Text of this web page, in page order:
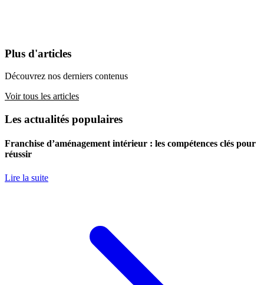
Plus d'articles
Découvrez nos derniers contenus
Voir tous les articles
Les actualités populaires
Franchise d’aménagement intérieur : les compétences clés pour
réussir
Lire la suite